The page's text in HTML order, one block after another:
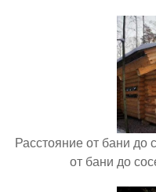
Расстояние от бани до
от бани до